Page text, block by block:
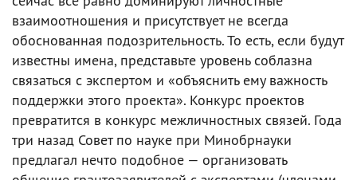
взаимоотношения и присутствует не всегда
обоснованная подозрительность. То есть, если будут
известны имена, представьте уровень соблазна
связаться с экспертом и «объяснить ему важность
поддержки этого проекта». Конкурс проектов
превратится в конкурс межличностных связей. Года
три назад Совет по науке при Минобрнауки
предлагал нечто подобное — организовать